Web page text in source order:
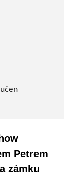
Petrem
zámku